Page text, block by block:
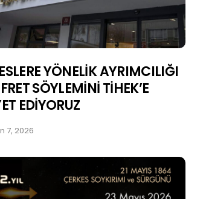
YÖNELİK AYRIMCILIĞI
SÖYLEMİNİ TİHEK’E
EDİYORUZ
7, 2026
Kasım 19, 2025